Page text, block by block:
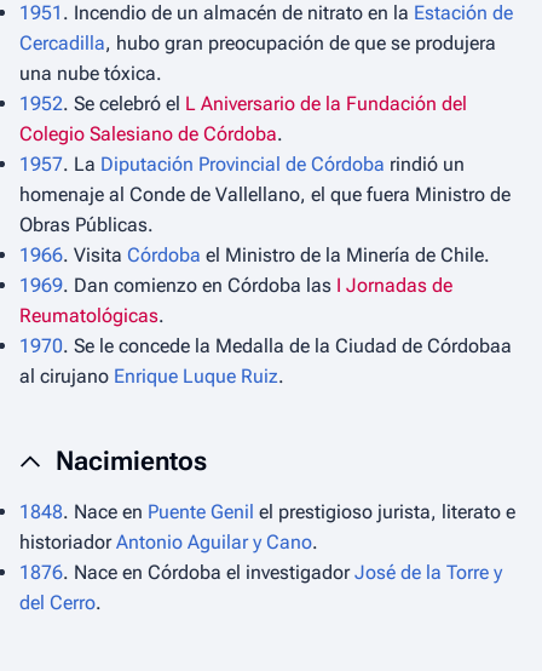
1951 . Incendio de un almacén de nitrato en la Estación de
Cercadilla, hubo gran preocupación de que se produjera
una nube tóxica.
1952. Se celebró el L Aniversario de la Fundación del
Colegio Salesiano de Córdoba.
1957. La Diputación Provincial de Córdoba rindió un
homenaje al Conde de Vallellano, el que fuera Ministro de
Obras Públicas.
1966. Visita Córdoba el Ministro de la Minería de Chile.
1969. Dan comienzo en Córdoba las I Jornadas de
Reumatológicas.
1970. Se le concede la Medalla de la Ciudad de Córdobaa
al cirujano Enrique Luque Ruiz.
Nacimientos
1848. Nace en Puente Genil el prestigioso jurista, literato e
historiadorAntonio Aguilar y Cano.
1876. Nace en Córdoba el investigadorJosé de la Torre y
del Cerro.